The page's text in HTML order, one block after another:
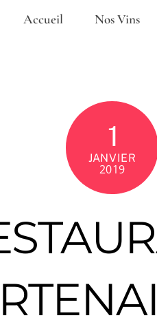
Accueil Nos Vins
1
JANVIER
2019